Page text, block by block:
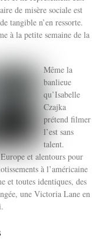
de misère sociale est
tangible n’en ressorte.
à la petite semaine de la
Même la
banlieue
qu’Isabelle
Czajka
prétend filmer
l’est sans
talent.
et alentours pour
à l’américaine
et toutes identiques, des
une Victoria Lane en